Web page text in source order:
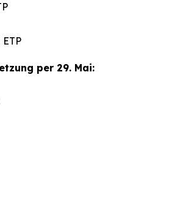
per 29. Mai: